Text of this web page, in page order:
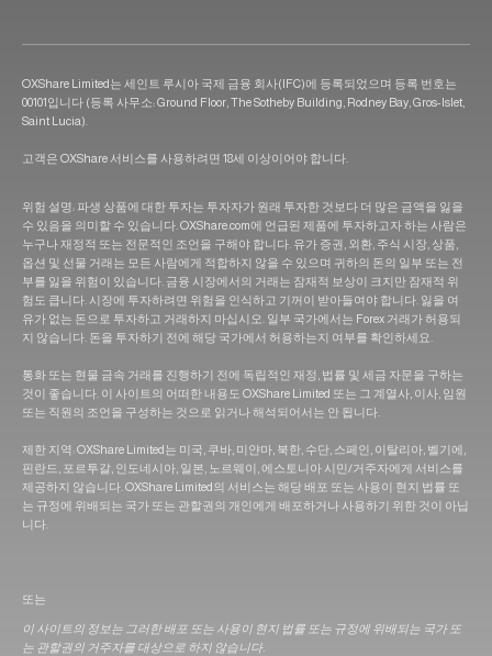
OXShare Limited는 세인트 루시아 국제 금융 회사(IFC)에 등록되었으며 등록 번호는
00101입니다 (등록 사무소: Ground Floor, The Sotheby Building, Rodney Bay, Gros-Islet,
Saint Lucia).
고객은 OXShare 서비스를 사용하려면 18세 이상이어야 합니다.
위험 설명: 파생 상품에 대한 투자는 투자자가 원래 투자한 것보다 더 많은 금액을 잃을
수 있음을 의미할 수 있습니다. OXShare.com에 언급된 제품에 투자하고자 하는 사람은
누구나 재정적 또는 전문적인 조언을 구해야 합니다. 유가 증권, 외환, 주식 시장, 상품,
옵션 및 선물 거래는 모든 사람에게 적합하지 않을 수 있으며 귀하의 돈의 일부 또는 전
부를 잃을 위험이 있습니다. 금융 시장에서의 거래는 잠재적 보상이 크지만 잠재적 위
험도 큽니다. 시장에 투자하려면 위험을 인식하고 기꺼이 받아들여야 합니다. 잃을 여
유가 없는 돈으로 투자하고 거래하지 마십시오. 일부 국가에서는 Forex 거래가 허용되
지 않습니다. 돈을 투자하기 전에 해당 국가에서 허용하는지 여부를 확인하세요.
통화 또는 현물 금속 거래를 진행하기 전에 독립적인 재정, 법률 및 세금 자문을 구하는
것이 좋습니다. 이 사이트의 어떠한 내용도 OXShare Limited 또는 그 계열사, 이사, 임원
또는 직원의 조언을 구성하는 것으로 읽거나 해석되어서는 안 됩니다.
제한 지역: OXShare Limited는 미국, 쿠바, 미얀마, 북한, 수단, 스페인, 이탈리아, 벨기에,
핀란드, 포르투갈, 인도네시아, 일본, 노르웨이, 에스토니아 시민/거주자에게 서비스를
제공하지 않습니다. OXShare Limited의 서비스는 해당 배포 또는 사용이 현지 법률 또
는 규정에 위배되는 국가 또는 관할권의 개인에게 배포하거나 사용하기 위한 것이 아닙
니다.
또는
이 사이트의 정보는 그러한 배포 또는 사용이 현지 법률 또는 규정에 위배되는 국가 또
는 관할권의 거주자를 대상으로 하지 않습니다.